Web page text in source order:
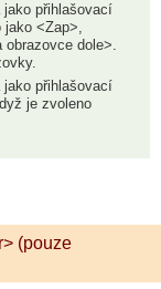
jako přihlašovací
jako <Zap>,
dole>.
jako přihlašovací
je zvoleno
(pouze